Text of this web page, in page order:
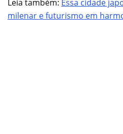
Leia também: Essa cidade
milenar e futurismo em